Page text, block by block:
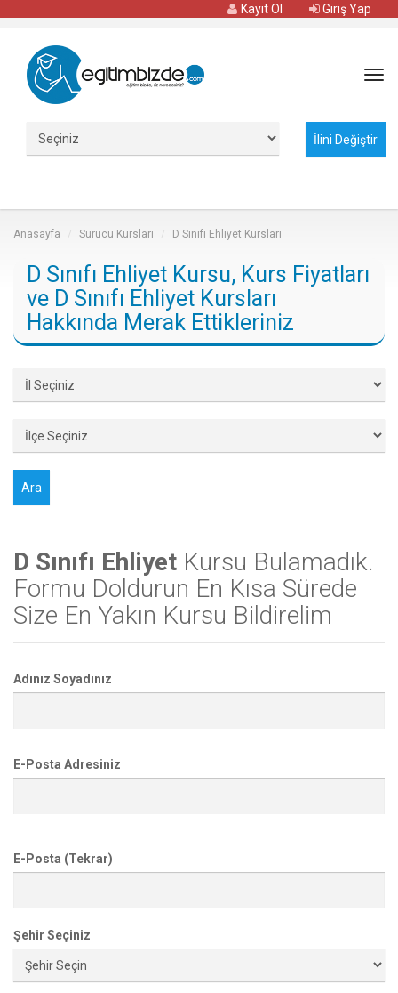
Giriş Yap
Kayıt Ol
Anasayfa Sürücü Kursları D Sınıfı Ehliyet Kursları
D Sınıfı Ehliyet Kursu, Kurs Fiyatları
ve D Sınıfı Ehliyet Kursları
Hakkında Merak Ettikleriniz
D Sınıfı Ehliyet Kursu Bulamadık.
Formu Doldurun En Kısa Sürede
Size En Yakın Kursu Bildirelim
Adınız Soyadınız
E-Posta Adresiniz
E-Posta (Tekrar)
Şehir Seçiniz